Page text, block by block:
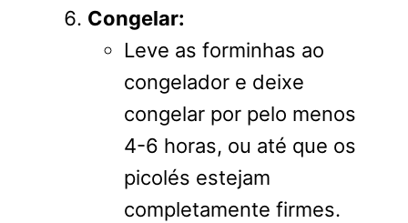
Congelar:
Leve as forminhas ao
congelador e deixe
congelar por pelo menos
4-6 horas, ou até que os
picolés estejam
completamente firmes.